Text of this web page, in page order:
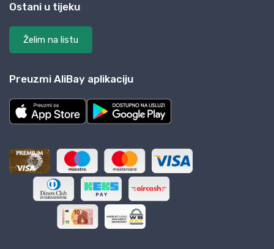
Ostani u tijeku
Želim na listu
Preuzmi AliBay aplikaciju